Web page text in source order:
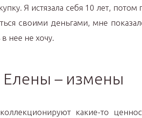
Я истязала себя 10 лет, потом
своими деньгами, мне
нее не хочу.
Елены – измены
какие-то